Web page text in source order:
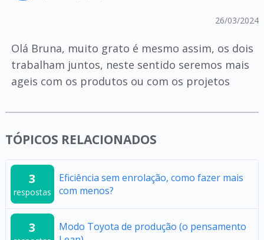
26/03/2024
Olá Bruna, muito grato é mesmo assim, os dois
trabalham juntos, neste sentido seremos mais
ageis com os produtos ou com os projetos
TÓPICOS RELACIONADOS
3
respostas
Eficiência sem enrolação, como fazer mais
com menos?
3
Modo Toyota de produção (o pensamento